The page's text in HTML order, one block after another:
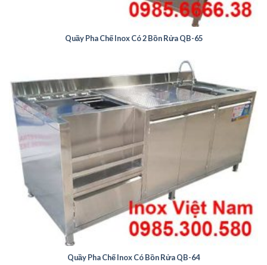
Quầy Pha Chế Inox Có 2 Bồn Rửa QB-65
Quầy Pha Chế Inox Có Bồn Rửa QB-64